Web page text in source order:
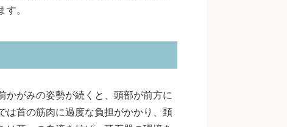
。
かがみの姿勢が続くと、頭部が前方に
は首の筋肉に過度な負担がかかり、頚